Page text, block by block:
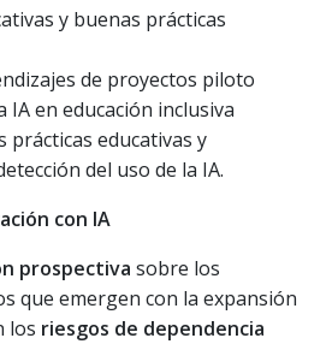
y buenas prácticas
de proyectos piloto
IA en educación inclusiva
prácticas educativas y
del uso de la IA.
con IA
prospectiva sobre los
que emergen con la expansión
los riesgos de dependencia